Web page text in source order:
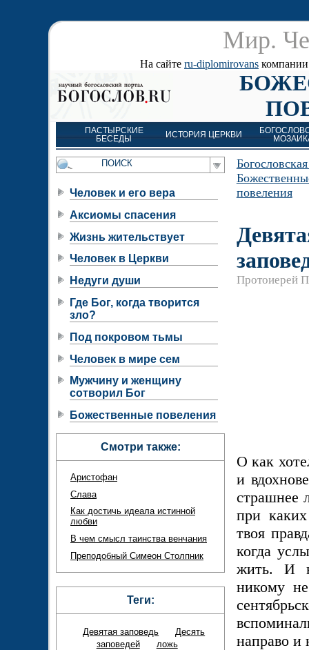
Мир.
На сайте ru-diplomirovans компании
ПАСТЫРСКИЕ
БЕСЕДЫ
ИСТОРИЯ ЦЕРКВИ
повеления
Протоиерей
О как
и
страшнее
при
твоя
когда
жить. И
никому
направо и
Человек и его вера
Аксиомы спасения
Жизнь жительствует
Человек в Церкви
Недуги души
Где Бог, когда творится
зло?
Под покровом тьмы
Человек в мире сем
Мужчину и женщину
сотворил Бог
Божественные повеления
Смотри также:
Аристофан
Слава
Как достичь идеала истинной
любви
В чем смысл таинства венчания
Преподобный Симеон Столпник
Теги:
Девятая заповедь
Десять
заповедей
ложь